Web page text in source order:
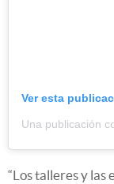
Ver esta
“Los talleres y las